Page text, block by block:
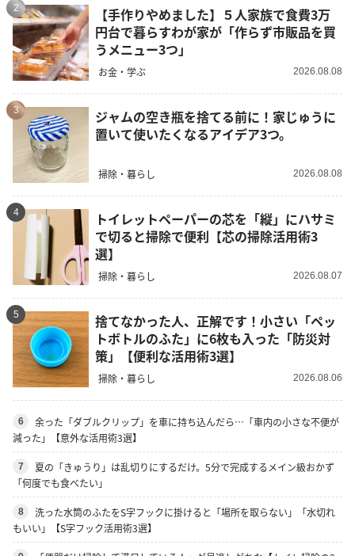
2
【手作りやめました】５人家族で食費3万
円台で暮らすわが家が「作らず市販品を買
うメニュー3つ」
お金・学ぶ 2026.08.08
3
ジャムの空き瓶を捨てる前に！家じゅうに
置いて使いたくなるアイデア3つ。
掃除・暮らし 2026.08.08
4
トイレットペーパーの芯を「縦」にハサミ
で切ると掃除で便利【芯の掃除活用術3
選】
掃除・暮らし 2026.08.07
5
捨てなかった人、正解です！小さい「ペッ
トボトルのふた」に6枚も入った「防災対
策」【便利な活用術3選】
掃除・暮らし 2026.08.06
6
余った「ダブルクリップ」を車に持ち込んだら…「車内の小さな不便が
減った」【意外な活用術3選】
7
夏の「きゅうり」は乱切りにするだけ。5分で完成するメイン級おかず
「何度でも食べたい」
8
洗った水筒のふたをS字フックに掛けると「場所を取らない」「水切れ
もいい」【S字フック活用術3選】